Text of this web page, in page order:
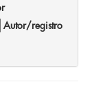
Autor/registro